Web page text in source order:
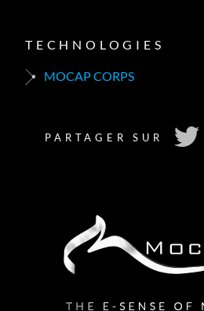
TECHNOLOGIES
MOCAP CORPS
PARTAGER SUR